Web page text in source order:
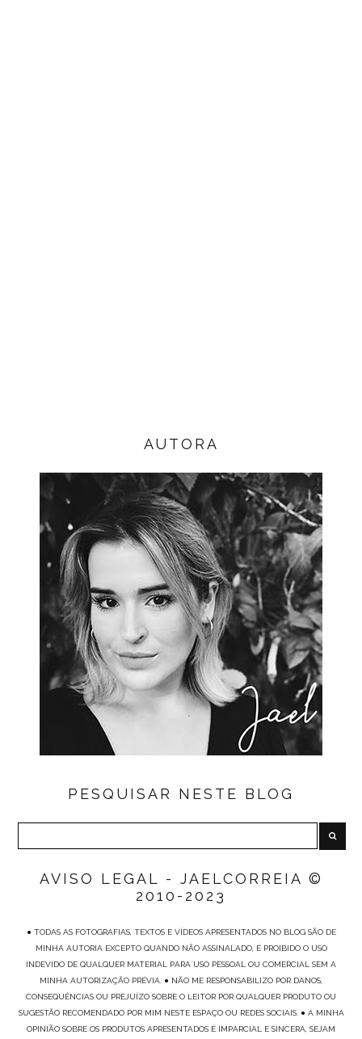
AUTORA
PESQUISAR NESTE BLOG
AVISO LEGAL - JAELCORREIA ©
2010-2023
● TODAS AS FOTOGRAFIAS, TEXTOS E VÍDEOS APRESENTADOS NO BLOG SÃO DE
MINHA AUTORIA EXCEPTO QUANDO NÃO ASSINALADO, É PROIBIDO O USO
INDEVIDO DE QUALQUER MATERIAL PARA USO PESSOAL OU COMERCIAL SEM A
MINHA AUTORIZAÇÃO PRÉVIA. ● NÃO ME RESPONSABILIZO POR DANOS,
CONSEQUÊNCIAS OU PREJUÍZO SOBRE O LEITOR POR QUALQUER PRODUTO OU
SUGESTÃO RECOMENDADO POR MIM NESTE ESPAÇO OU REDES SOCIAIS. ● A MINHA
OPINIÃO SOBRE OS PRODUTOS APRESENTADOS É IMPARCIAL E SINCERA, SEJAM